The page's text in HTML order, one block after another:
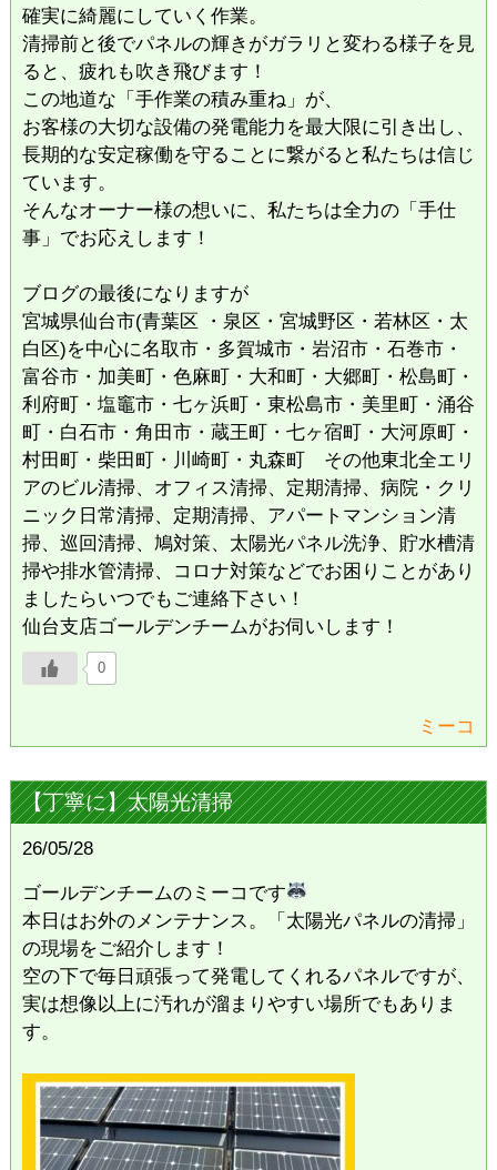
確実に綺麗にしていく作業。
清掃前と後でパネルの輝きがガラリと変わる様子を見
ると、疲れも吹き飛びます！
​この地道な「手作業の積み重ね」が、
お客様の大切な設備の発電能力を最大限に引き出し、
長期的な安定稼働を守ることに繋がると私たちは信じ
ています。
​そんなオーナー様の想いに、私たちは全力の「手仕
事」でお応えします！
ブログの最後になりますが
宮城県仙台市(青葉区 ・泉区・宮城野区・若林区・太
白区)を中心に名取市・多賀城市・岩沼市・石巻市・
富谷市・加美町・色麻町・大和町・大郷町・松島町・
利府町・塩竈市・七ヶ浜町・東松島市・美里町・涌谷
町・白石市・角田市・蔵王町・七ヶ宿町・大河原町・
村田町・柴田町・川崎町・丸森町 その他東北全エリ
アのビル清掃、オフィス清掃、定期清掃、病院・クリ
ニック日常清掃、定期清掃、アパートマンション清
掃、巡回清掃、鳩対策、太陽光パネル洗浄、貯水槽清
掃や排水管清掃、コロナ対策などでお困りことがあり
ましたらいつでもご連絡下さい！
仙台支店ゴールデンチームがお伺いします！
0
ミーコ
【丁寧に】太陽光清掃
26/05/28
ゴールデンチームのミーコです
本日はお外のメンテナンス。「太陽光パネルの清掃」
の現場をご紹介します！
​空の下で毎日頑張って発電してくれるパネルですが、
実は想像以上に汚れが溜まりやすい場所でもありま
す。